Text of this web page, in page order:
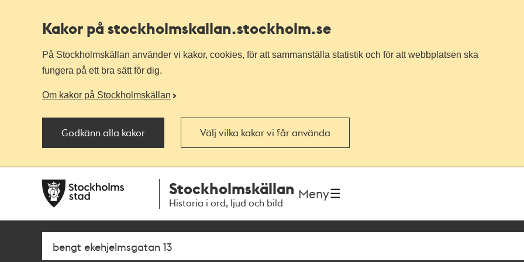
Kakor på stockholmskallan.stockholm.se
På Stockholmskällan använder vi kakor, cookies, för att sammanställa statistik och för att webbplatsen ska
fungera på ett bra sätt för dig.
Om kakor på Stockholmskällan
Godkänn alla kakor Välj vilka kakor vi får använda
navigationen
huvudinnehållet
Stockholmskällan
Historia i ord, ljud och bild
Meny
Sök